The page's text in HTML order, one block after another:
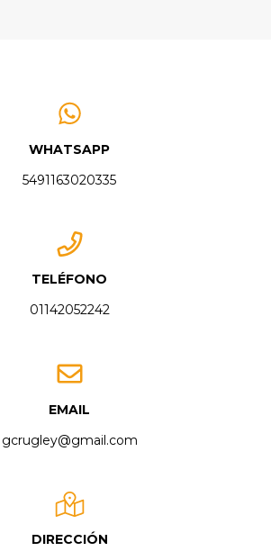
WHATSAPP
5491163020335
TELÉFONO
01142052242
EMAIL
gcrugley@gmail.com
DIRECCIÓN